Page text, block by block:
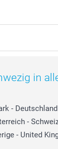
in
- Deutschland
-
- United